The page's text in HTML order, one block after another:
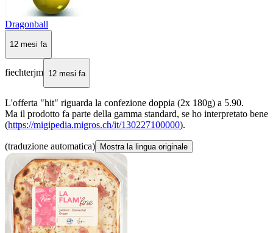
Dragonball
12 mesi fa
fiechterjm 12 mesi fa
L'offerta "hit" riguarda la confezione doppia (2x 180g) a 5.90.
Ma il prodotto fa parte della gamma standard, se ho interpretato bene
(https://migipedia.migros.ch/it/130227100000).
(traduzione automatica) Mostra la lingua originale